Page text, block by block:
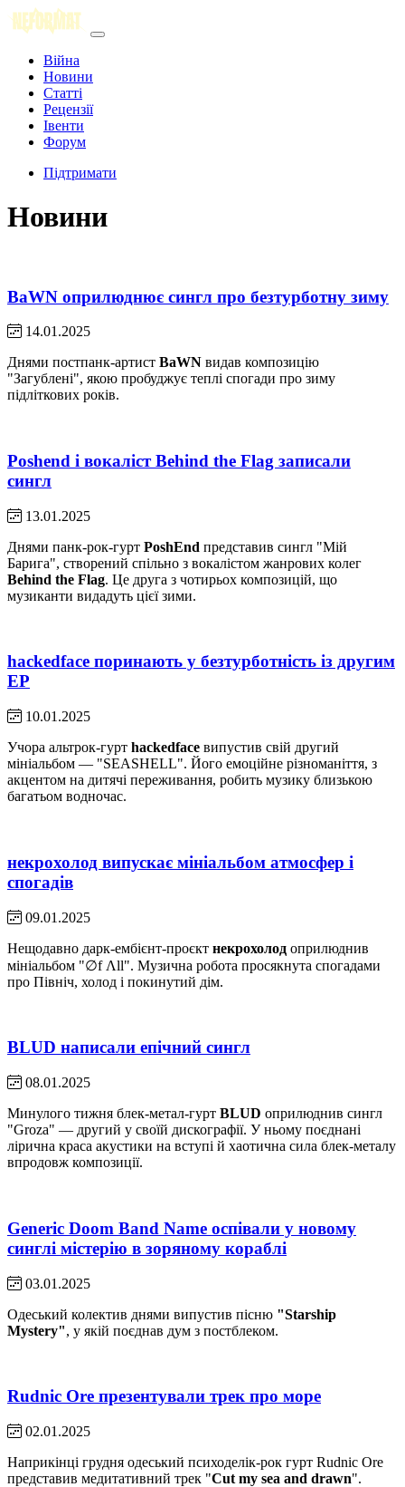
Війна
Новини
Статті
Рецензії
Івенти
Форум
Підтримати
Новини
BaWN оприлюднює сингл про безтурботну зиму
14.01.2025
Днями постпанк-артист BaWN видав композицію
"Загублені", якою пробуджує теплі спогади про зиму
підліткових років.
Poshend і вокаліст Behind the Flag записали
сингл
13.01.2025
Днями панк-рок-гурт PoshEnd представив сингл "Мій
Барига", створений спільно з вокалістом жанрових колег
Behind the Flag. Це друга з чотирьох композицій, що
музиканти видадуть цієї зими.
hackedface поринають у безтурботність із другим
EP
10.01.2025
Учора альтрок-гурт hackedface випустив свій другий
мініальбом — "SEASHELL". Його емоційне різноманіття, з
акцентом на дитячі переживання, робить музику близькою
багатьом водночас.
некрохолод випускає мініальбом атмосфер і
спогадів
09.01.2025
Нещодавно дарк-ембієнт-проєкт некрохолод оприлюднив
мініальбом "∅f Λll". Музична робота просякнута спогадами
про Північ, холод і покинутий дім.
BLUD написали епічний сингл
08.01.2025
Минулого тижня блек-метал-гурт BLUD оприлюднив сингл
"Groza" — другий у своїй дискографії. У ньому поєднані
лірична краса акустики на вступі й хаотична сила блек-металу
впродовж композиції.
Generic Doom Band Name оспівали у новому
синглі містерію в зоряному кораблі
03.01.2025
Одеський колектив днями випустив пісню "Starship
Mystery", у якій поєднав дум з постблеком.
Rudnic Ore презентували трек про море
02.01.2025
Наприкінці грудня одеський психоделік-рок гурт Rudnic Ore
представив медитативний трек "Cut my sea and drawn".